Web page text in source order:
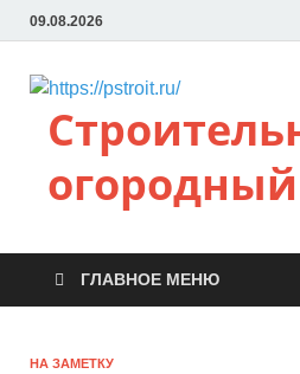
09.08.2026
ГЛАВНОЕ МЕНЮ
НА ЗАМЕТКУ